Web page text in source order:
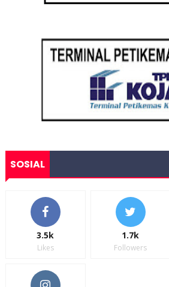
SOSIAL
3.5k
Likes
1.7k
Followers